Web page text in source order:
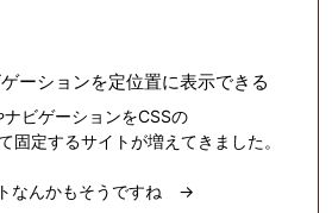
ーションを定位置に表示できる
ビゲーションをCSSの
定するサイトが増えてきました。
なんかもそうですね →